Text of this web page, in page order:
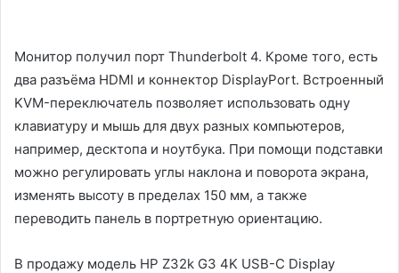
Монитор получил порт Thunderbolt 4. Кроме того, есть
два разъёма HDMI и коннектор DisplayPort. Встроенный
KVM-переключатель позволяет использовать одну
клавиатуру и мышь для двух разных компьютеров,
например, десктопа и ноутбука. При помощи подставки
можно регулировать углы наклона и поворота экрана,
изменять высоту в пределах 150 мм, а также
переводить панель в портретную ориентацию.
В продажу модель HP Z32k G3 4K USB-C Display